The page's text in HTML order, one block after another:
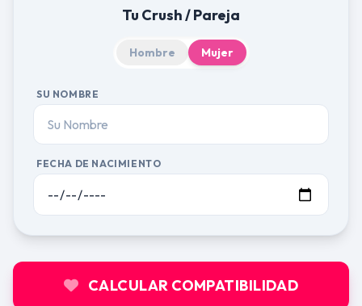
Tu Crush / Pareja
Hombre Mujer
SU NOMBRE
FECHA DE NACIMIENTO
CALCULAR COMPATIBILIDAD